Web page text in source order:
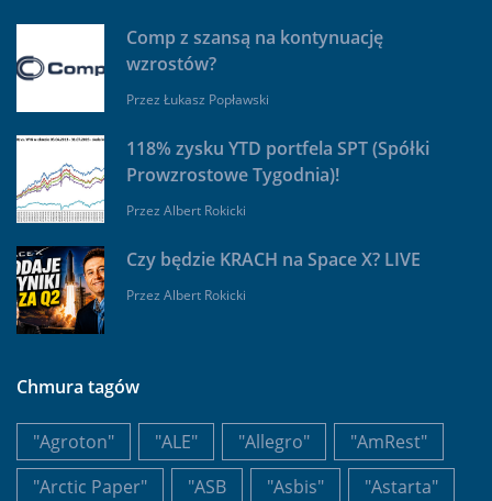
Comp z szansą na kontynuację
wzrostów?
Przez Łukasz Popławski
118% zysku YTD portfela SPT (Spółki
Prowzrostowe Tygodnia)!
Przez Albert Rokicki
Czy będzie KRACH na Space X? LIVE
Przez Albert Rokicki
Chmura tagów
"Agroton" "ALE" "Allegro"
"AmRest"
"Arctic Paper"
"ASB "Asbis"
"Astarta"